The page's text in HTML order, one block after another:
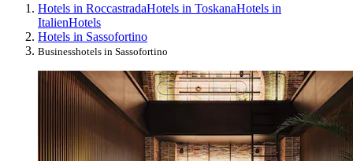
Hotels in RoccastradaHotels in ToskanaHotels in
ItalienHotels
Hotels in Sassofortino
Businesshotels in Sassofortino